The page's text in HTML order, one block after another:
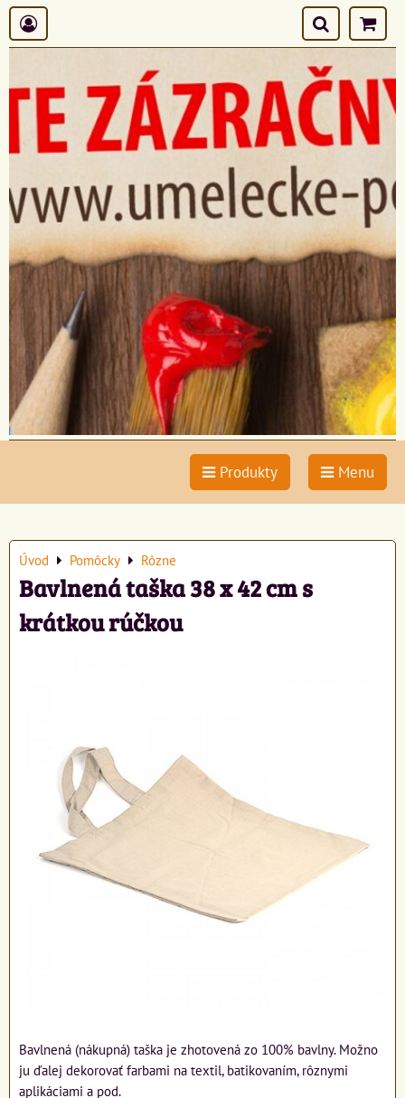
Produkty Menu
Úvod Pomôcky Rôzne
Bavlnená taška 38 x 42 cm s
krátkou rúčkou
Bavlnená (nákupná) taška je zhotovená zo 100% bavlny. Možno
ju ďalej dekorovať farbami na textil, batikovaním, rôznymi
aplikáciami a pod.